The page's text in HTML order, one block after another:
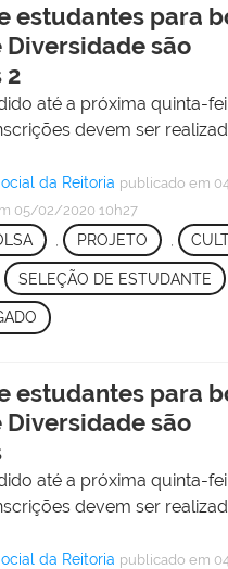
estudantes para
são
2
até a próxima quinta-
devem ser
da Reitoria publicado em
05/02/2020 10h27
PROJETO
SELEÇÃO DE ESTUDANTE
estudantes para
são
até a próxima quinta-
devem ser
da Reitoria publicado em